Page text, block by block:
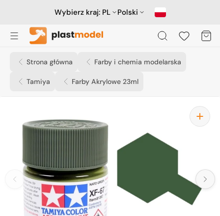
Wybierz kraj: PL Polski
Koszyk
Strona główna Farby i chemia modelarska
Tamiya Farby Akrylowe 23ml
media